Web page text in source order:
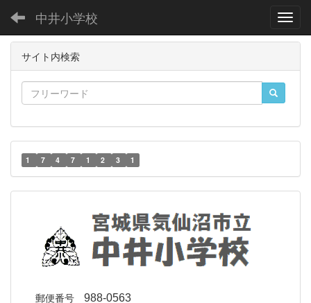
中井小学校
サイト内検索
1 7 4 7 1 2 3 1
郵便番号 988-0563